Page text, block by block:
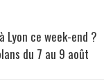
Lyon ce week-end ?
du 7 au 9 août